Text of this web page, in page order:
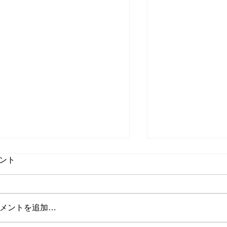
ト
ントを追加…